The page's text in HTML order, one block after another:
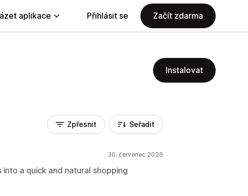
aplikace Přihlásit se Začít zdarma
Instalovat
Zpřesnit Seřadit
30. červenec 2026
a quick and natural shopping